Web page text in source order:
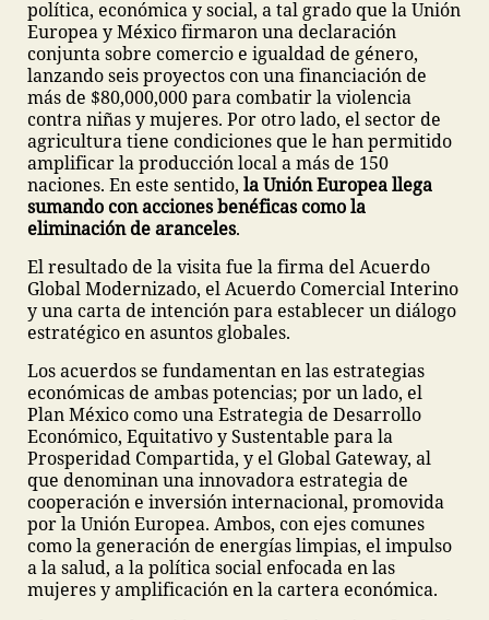
política, económica y social, a tal grado que la Unión
Europea y México firmaron una declaración
conjunta sobre comercio e igualdad de género,
lanzando seis proyectos con una financiación de
más de $80,000,000 para combatir la violencia
contra niñas y mujeres. Por otro lado, el sector de
agricultura tiene condiciones que le han permitido
amplificar la producción local a más de 150
naciones. En este sentido, la Unión Europea llega
sumando con acciones benéficas como la
eliminación de aranceles.
El resultado de la visita fue la firma del Acuerdo
Global Modernizado, el Acuerdo Comercial Interino
y una carta de intención para establecer un diálogo
estratégico en asuntos globales.
Los acuerdos se fundamentan en las estrategias
económicas de ambas potencias; por un lado, el
Plan México como una Estrategia de Desarrollo
Económico, Equitativo y Sustentable para la
Prosperidad Compartida, y el Global Gateway, al
que denominan una innovadora estrategia de
cooperación e inversión internacional, promovida
por la Unión Europea. Ambos, con ejes comunes
como la generación de energías limpias, el impulso
a la salud, a la política social enfocada en las
mujeres y amplificación en la cartera económica.